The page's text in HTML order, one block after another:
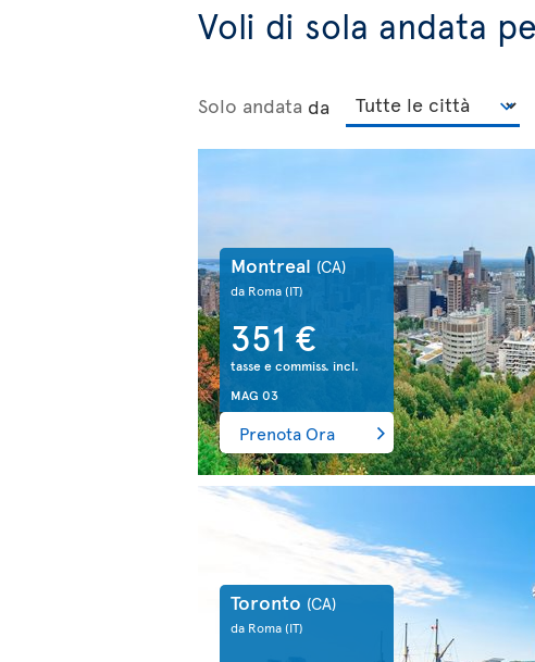
Voli di sola andata
Solo andata da
Montreal (CA)
da Roma(IT)
351 €
tasse e commiss. incl.
MAG 03
Prenota Ora
Toronto (CA)
da Roma(IT)